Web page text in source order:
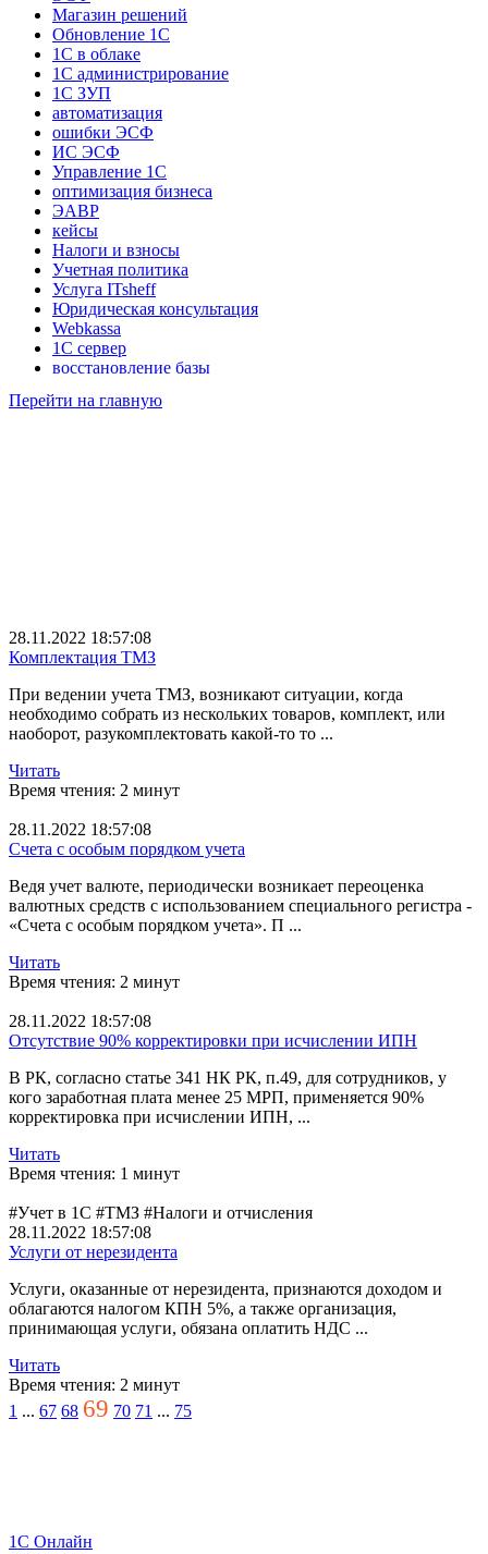
Магазин решений
Обновление 1С
1С в облаке
1С администрирование
1С ЗУП
автоматизация
ошибки ЭСФ
ИС ЭСФ
Управление 1С
оптимизация бизнеса
ЭАВР
кейсы
Налоги и взносы
Учетная политика
Услуга ITsheff
Юридическая консультация
Webkassa
1С сервер
восстановление базы
1С УНФ
1С Сельхозпредприятие
безопасность данных
ЭЦП
Антивирус Касперски
Платформа 1С
1С новости
установка цен в 1С
выбор тарифа
СНР розничного налога
1С Вебкасса
Доход ИП
штрихкод
обработки
накладная
интервью
Толстый клиент 1С
Единый платеж
настройка оборудования
дивиденды
перенос базы в облако
Конвертация 1С 7.7 в 8.3
Тонкий клиент
Удаленный доступ к 1С
Файловая база 1С
РМК в 1С
печать ценников и этикеток
Производство
заполнение форм в 1С
константы
списание товара в 1С
ТТН для Бухгалтерии
excel в 1С
Артикул
Перейти на главную
28.11.2022 18:57:08
Комплектация ТМЗ
При ведении учета ТМЗ, возникают ситуации, когда
необходимо собрать из нескольких товаров, комплект, или
наоборот, разукомплектовать какой-то то ...
Читать
Время чтения: 2 минут
28.11.2022 18:57:08
Счета с особым порядком учета
Ведя учет валюте, периодически возникает переоценка
валютных средств с использованием специального регистра -
«Счета с особым порядком учета». П ...
Читать
Время чтения: 2 минут
28.11.2022 18:57:08
Отсутствие 90% корректировки при исчислении ИПН
В РК, согласно статье 341 НК РК, п.49, для сотрудников, у
кого заработная плата менее 25 МРП, применяется 90%
корректировка при исчислении ИПН, ...
Читать
Время чтения: 1 минут
#Учет в 1С #ТМЗ #Налоги и отчисления
28.11.2022 18:57:08
Услуги от нерезидента
Услуги, оказанные от нерезидента, признаются доходом и
облагаются налогом КПН 5%, а также организация,
принимающая услуги, обязана оплатить НДС ...
Читать
Время чтения: 2 минут
1 ... 67 68 69 70 71 ... 75
1C Онлайн